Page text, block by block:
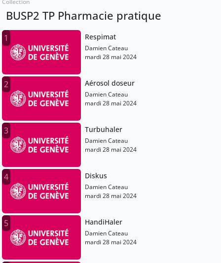
Collection
BUSP2 TP Pharmacie pratique
1 Respimat
Damien Cateau
mardi 28 mai 2024
2 Aérosol doseur
Damien Cateau
mardi 28 mai 2024
3 Turbuhaler
Damien Cateau
mardi 28 mai 2024
4 Diskus
Damien Cateau
mardi 28 mai 2024
5 HandiHaler
Damien Cateau
mardi 28 mai 2024